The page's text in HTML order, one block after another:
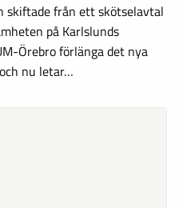
skiftade från ett skötselavtal
på Karlslunds
Örebro förlänga det nya
nu letar…